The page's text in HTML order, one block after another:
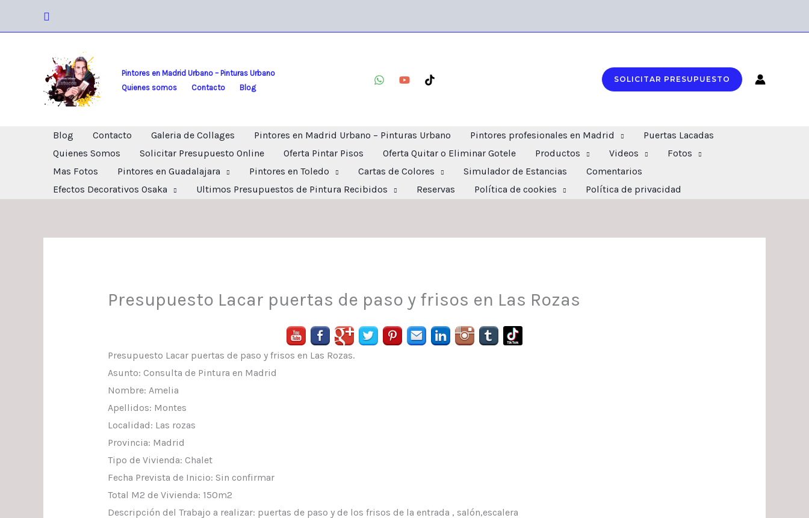
Buscar
Pintores en Madrid Urbano – Pinturas Urbano
Quienes somos
Contacto Blog
SOLICITAR PRESUPUESTO
Blog Contacto Galeria de Collages Pintores en Madrid Urbano – Pinturas Urbano Pintores profesionales en Madrid
Puertas Lacadas
Quienes Somos
Solicitar Presupuesto Online Oferta Pintar Pisos Oferta Quitar o Eliminar Gotele Productos Videos
Fotos
Mas Fotos
Pintores en Guadalajara Pintores en Toledo Cartas de Colores Simulador de Estancias
Comentarios
Efectos Decorativos Osaka
Ultimos Presupuestos de Pintura Recibidos Reservas Política de cookies Política de privacidad
Presupuesto Lacar puertas de paso y frisos en Las Rozas
Presupuesto Lacar puertas de paso y frisos en Las Rozas.
Asunto: Consulta de Pintura en Madrid
Nombre: Amelia
Apellidos: Montes
Localidad: Las rozas
Provincia: Madrid
Tipo de Vivienda: Chalet
Fecha Prevista de Inicio: Sin confirmar
Total M2 de Vivienda: 150m2
Descripción del Trabajo a realizar: puertas de paso y de los frisos de la entrada , salón,escalera